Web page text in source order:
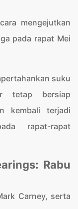
mengejutkan
pada rapat Mei
suku
tetap bersiap
kembali terjadi
rapat-rapat
Rabu
Carney, serta